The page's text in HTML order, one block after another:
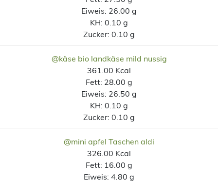
Eiweis: 26.00 g
KH: 0.10 g
Zucker: 0.10 g
@käse bio landkäse mild nussig
361.00 Kcal
Fett: 28.00 g
Eiweis: 26.50 g
KH: 0.10 g
Zucker: 0.10 g
@mini apfel Taschen aldi
326.00 Kcal
Fett: 16.00 g
Eiweis: 4.80 g